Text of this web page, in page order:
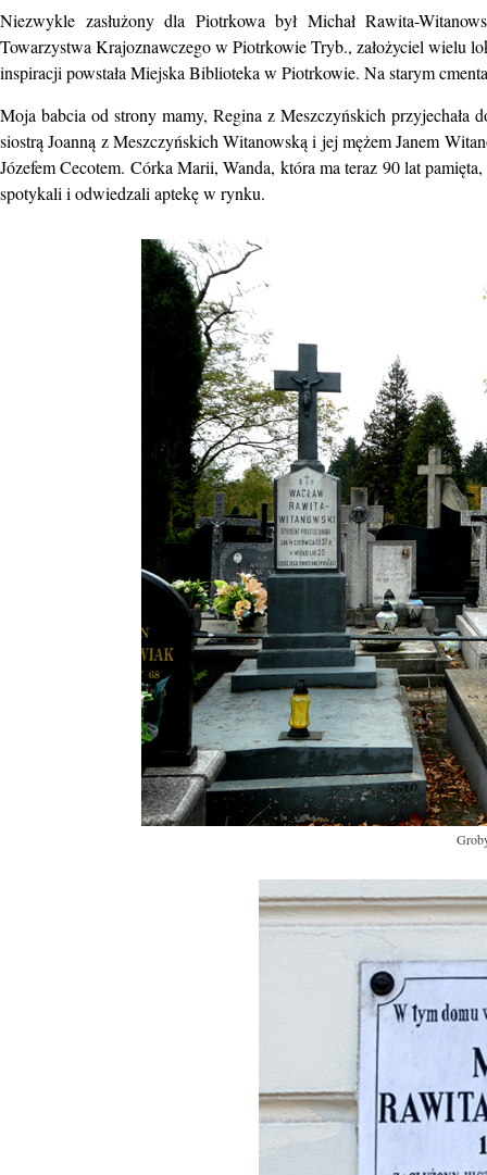
Niezwykle zasłużony dla Piotrkowa był Michał Rawita-
Towarzystwa Krajoznawczego w Piotrkowie Tryb., założyciel wielu
inspiracji powstała Miejska Biblioteka w Piotrkowie. Na starym
Moja babcia od strony mamy, Regina z Meszczyńskich
siostrą Joanną z Meszczyńskich Witanowską i jej mężem Janem
Józefem Cecotem. Córka Marii, Wanda, która ma teraz 90 lat
spotykali i odwiedzali aptekę w rynku.